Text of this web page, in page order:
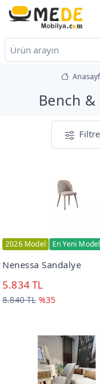
Bench
2026 Model En Yeni Model
Nenessa Sandalye
5.834 TL
8.840 TL %35